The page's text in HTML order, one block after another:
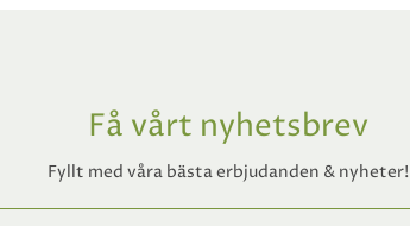
Få vårt nyhetsbrev
Fyllt med våra bästa erbjudanden & nyheter!